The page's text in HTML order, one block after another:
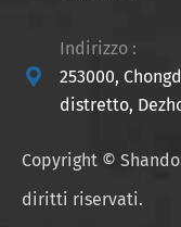

Indirizzo :
253000,
distretto,
Copyright ©
diritti riservati.